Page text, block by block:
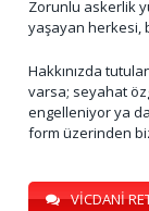
Zorunlu askerlik
yaşayan herkesi,
Hakkınızda
varsa; seyahat
engelleniyor ya
form üzerinden
VİCDANİ